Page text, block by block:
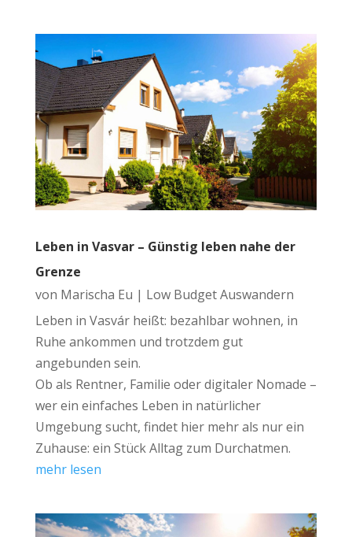
Leben in Vasvar – Günstig leben nahe der
Grenze
von Marischa Eu | Low Budget Auswandern
Leben in Vasvár heißt: bezahlbar wohnen, in
Ruhe ankommen und trotzdem gut
angebunden sein.
Ob als Rentner, Familie oder digitaler Nomade –
wer ein einfaches Leben in natürlicher
Umgebung sucht, findet hier mehr als nur ein
Zuhause: ein Stück Alltag zum Durchatmen.
mehr lesen